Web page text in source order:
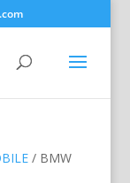
/ BMW